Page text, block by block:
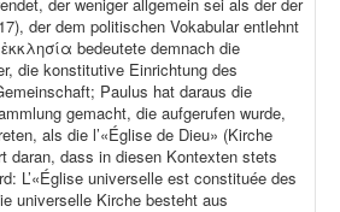
der dem politischen Vokabular entlehnt
bedeutete demnach die
die konstitutive Einrichtung des
Paulus hat daraus die
gemacht, die aufgerufen wurde,
als die l’«Église de Dieu» (Kirche
daran, dass in diesen Kontexten stets
L’«Église universelle est constituée des
universelle Kirche besteht aus